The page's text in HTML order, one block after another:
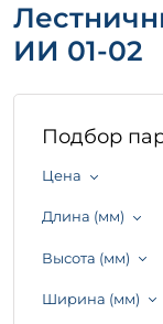
ИИ 01-02
Подбор
Цена
Длина (мм)
Высота (мм)
Ширина (мм)